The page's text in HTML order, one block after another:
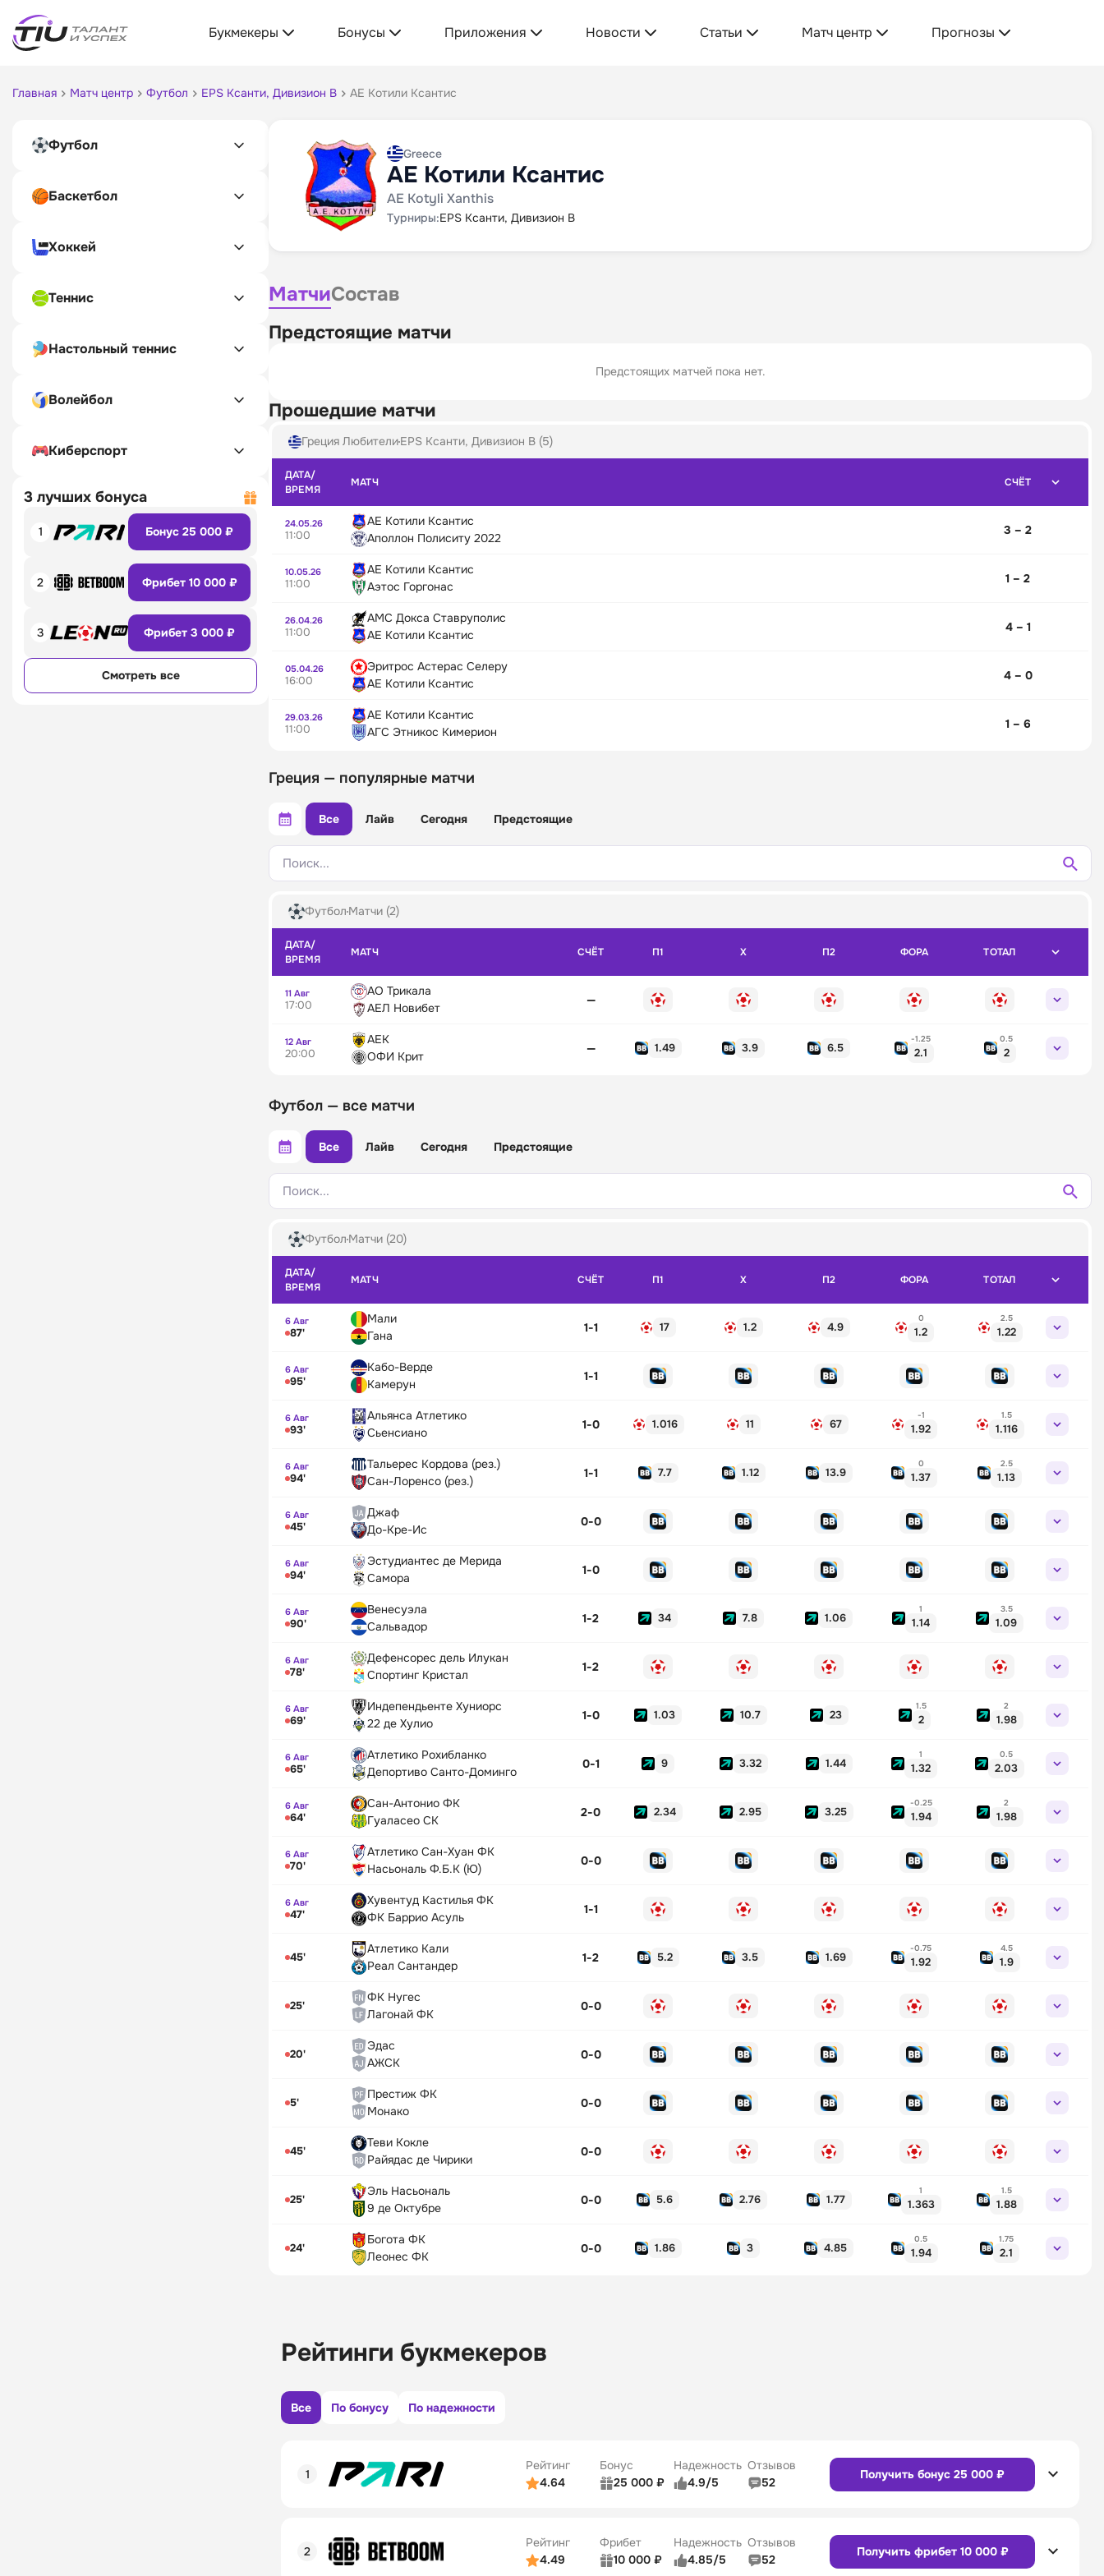
Букмекеры Бонусы Приложения Новости Статьи Матч центр Прогнозы
Главная Матч центр Футбол EPS Ксанти, Дивизион B АЕ Котили Ксантис
Футбол
Баскетбол
Хоккей
Теннис
Настольный теннис
Волейбол
Киберспорт
3 лучших бонуса
1 Бонус 25 000 ₽
2 Фрибет 10 000 ₽
3 Фрибет 3 000 ₽
Смотреть все
Greece
АЕ Котили Ксантис
AE Kotyli Xanthis
Турниры:EPS Ксанти, Дивизион B
МатчиСостав
Предстоящие матчи
Предстоящих матчей пока нет.
Прошедшие матчи
Греция ЛюбителиEPS Ксанти, Дивизион B (5)
ДАТА/
ВРЕМЯ
МАТЧ СЧЁТ
24.05.26
11:00
АЕ Котили Ксантис
Аполлон Полиситу 2022
3 – 2
10.05.26
11:00
АЕ Котили Ксантис
Аэтос Горгонас
1 – 2
26.04.26
11:00
АМС Докса Ставруполис
АЕ Котили Ксантис
4 – 1
05.04.26
16:00
Эритрос Астерас Селеру
АЕ Котили Ксантис
4 – 0
29.03.26
11:00
АЕ Котили Ксантис
АГС Этникос Кимерион
1 – 6
Греция — популярные матчи
Все Лайв Сегодня Предстоящие
Поиск...
Футбол Матчи (2)
ДАТА/
ВРЕМЯ
МАТЧ СЧЁТ П1 X П2 ФОРА ТОТАЛ
11 Авг
17:00
АО Трикала
АЕЛ Новибет
—
12 Авг
20:00
АЕК
ОФИ Крит
— 1.49 3.9 6.5
-1.25
2.1
0.5
2
Футбол — все матчи
Все Лайв Сегодня Предстоящие
Поиск...
Футбол Матчи (20)
ДАТА/
ВРЕМЯ
МАТЧ СЧЁТ П1 X П2 ФОРА ТОТАЛ
6 Авг
87'
Мали
Гана
1-1 17 1.2 4.9
0
1.2
2.5
1.22
6 Авг
95'
Кабо-Верде
Камерун
1-1
6 Авг
93'
Альянса Атлетико
Сьенсиано
1-0 1.016 11 67
-1
1.92
1.5
1.116
6 Авг
94'
Тальерес Кордова (рез.)
Сан-Лоренсо (рез.)
1-1 7.7 1.12 13.9
0
1.37
2.5
1.13
6 Авг
45'
Джаф
До-Кре-Ис
0-0
6 Авг
94'
Эстудиантес де Мерида
Самора
1-0
6 Авг
90'
Венесуэла
Сальвадор
1-2 34 7.8 1.06
1
1.14
3.5
1.09
6 Авг
78'
Дефенсорес дель Илукан
Спортинг Кристал
1-2
6 Авг
69'
Индепендьенте Хуниорс
22 де Хулио
1-0 1.03 10.7 23
1.5
2
2
1.98
6 Авг
65'
Атлетико Рохибланко
Депортиво Санто-Доминго
0-1 9 3.32 1.44
1
1.32
0.5
2.03
6 Авг
64'
Сан-Антонио ФК
Гуаласео СК
2-0 2.34 2.95 3.25
-0.25
1.94
2
1.98
6 Авг
70'
Атлетико Сан-Хуан ФК
Насьональ Ф.Б.К (Ю)
0-0
6 Авг
47'
Хувентуд Кастилья ФК
ФК Баррио Асуль
1-1
45'
Атлетико Кали
Реал Сантандер
1-2 5.2 3.5 1.69
-0.75
1.92
4.5
1.9
25'
ФК Нугес
Лагонай ФК
0-0
20'
Эдас
АЖСК
0-0
5'
Престиж ФК
Монако
0-0
45'
Теви Кокле
Райядас де Чирики
0-0
25'
Эль Насьональ
9 де Октубре
0-0 5.6 2.76 1.77
1
1.363
1.5
1.88
24'
Богота ФК
Леонес ФК
0-0 1.86 3 4.85
0.5
1.94
1.75
2.1
Рейтинги букмекеров
Все По бонусу По надежности
Рейтинг
4.64
Бонус
25 000 ₽
Надежность
4.9/5
Отзывов
52
Получить бонус 25 000 ₽
Бонусы и акции
5/5
Рейтинг
4.49
Фрибет
10 000 ₽
Надежность
4.85/5
Отзывов
52
Получить фрибет 10 000 ₽